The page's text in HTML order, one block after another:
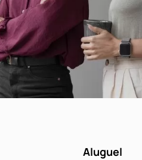
Aluguel